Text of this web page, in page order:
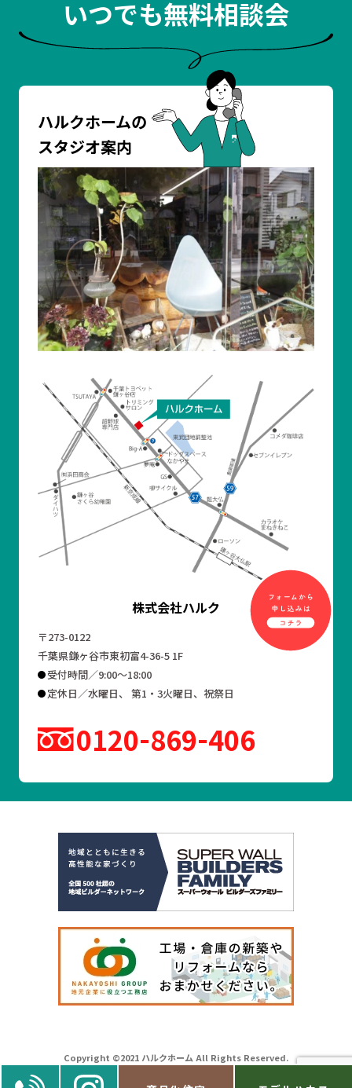
いつでも無料相談会
ハルクホームの
スタジオ案内
株式会社ハルク
〒273-0122
千葉県鎌ヶ谷市東初富4-36-5 1F
受付時間／9:00～18:00
定休日／水曜日、 第1・3火曜日、祝祭日
0120 869 406
Copyright ©2021 ハルクホーム All Rights Reserved.